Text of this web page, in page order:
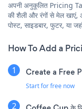
अपनी अनुकूलित Pricing
की शैली और रंगों से मेल
पोस्ट, साइडबार, फुटर, या
How To Add a
Create a Free
Start for free now